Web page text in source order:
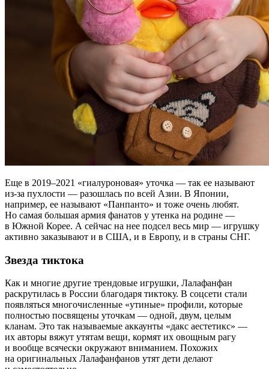
Еще в 2019–2021 «гиалуроновая» уточка — так ее называют
из-за пухлости — разошлась по всей Азии. В Японии,
например, ее называют «Панпанто» и тоже очень любят.
Но самая большая армия фанатов у утенка на родине —
в Южной Корее. А сейчас на нее подсел весь мир — игрушку
активно заказывают и в США, и в Европу, и в страны СНГ.
Звезда тиктока
Как и многие другие трендовые игрушки, Лалафанфан
раскрутилась в России благодаря тиктоку. В соцсети стали
появляться многочисленные «утиные» профили, которые
полностью посвящены уточкам — одной, двум, целым
кланам. Это так называемые аккаунты «дакс аестетикс» —
их авторы вяжут утятам вещи, кормят их овощным рагу
и вообще всячески окружают вниманием. Похожих
на оригинальных Лалафанфанов утят дети делают